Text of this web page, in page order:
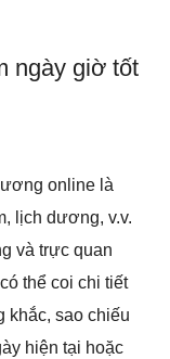
ngày giờ tốt
online là
lịch dương, v.v.
và trực quan
thể coi chi tiết
khắc, sao chiếu
hiện tại hoặc